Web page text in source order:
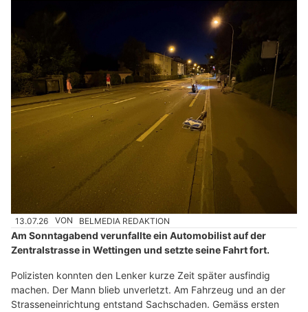
13.07.26 VON BELMEDIA REDAKTION
Am Sonntagabend verunfallte ein Automobilist auf der
Zentralstrasse in Wettingen und setzte seine Fahrt fort.
Polizisten konnten den Lenker kurze Zeit später ausfindig
machen. Der Mann blieb unverletzt. Am Fahrzeug und an der
Strasseneinrichtung entstand Sachschaden. Gemäss ersten